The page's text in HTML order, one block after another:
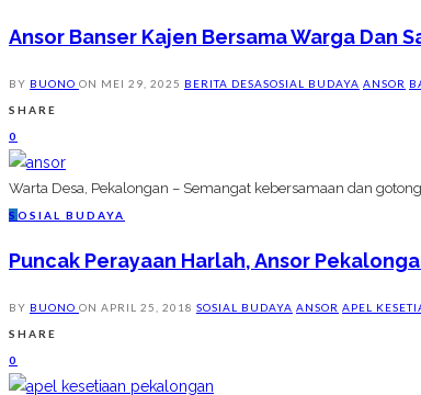
Ansor Banser Kajen Bersama Warga Dan
BY BUONO ON MEI 29, 2025 BERITA DESASOSIAL BUDAYA ANSOR
SHARE
0
Warta Desa, Pekalongan – Semangat kebersamaan dan
S OSIAL BUDAYA
Puncak Perayaan Harlah, Ansor
BY BUONO ON APRIL 25, 2018 SOSIAL BUDAYA ANSOR APEL
SHARE
0